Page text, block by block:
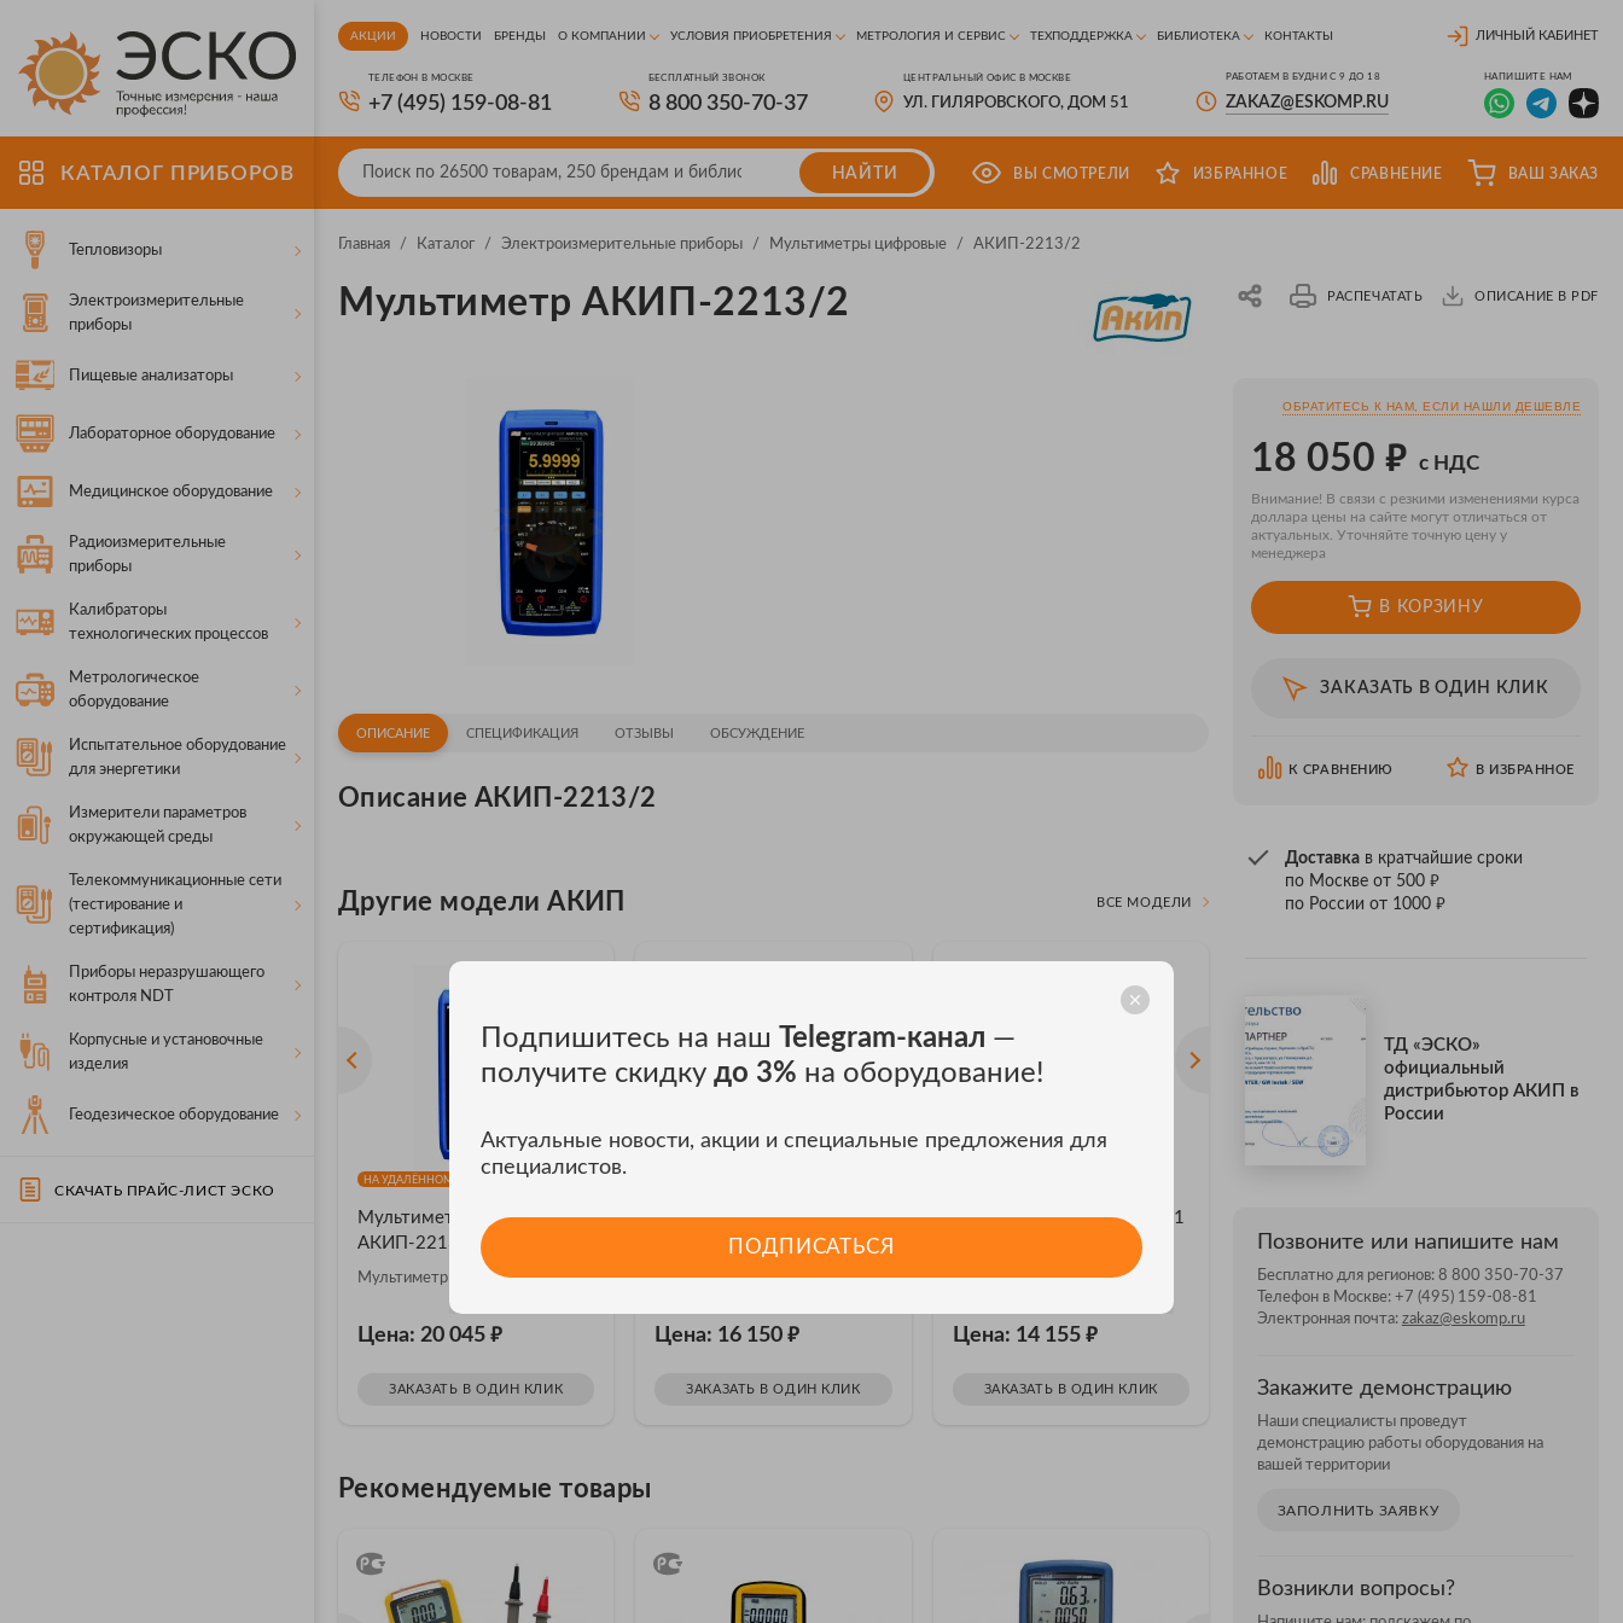
КАТАЛОГ ПРИБОРОВ
Тепловизоры
Электроизмерительные
приборы
Пищевые анализаторы
Лабораторное оборудование
Медицинское оборудование
Радиоизмерительные
приборы
Калибраторы
технологических процессов
Метрологическое
оборудование
Испытательное оборудование
для энергетики
Измерители параметров
окружающей среды
Телекоммуникационные сети
(тестирование и
сертификация)
Приборы неразрушающего
контроля NDT
Корпусные и установочные
изделия
Геодезическое оборудование
СКАЧАТЬ ПРАЙС-ЛИСТ ЭСКО
АКЦИИ НОВОСТИ БРЕНДЫ О КОМПАНИИ УСЛОВИЯ ПРИОБРЕТЕНИЯ МЕТРОЛОГИЯ И СЕРВИС ТЕХПОДДЕРЖКА БИБЛИОТЕКА КОНТАКТЫ ЛИЧНЫЙ КАБИНЕТ
ТЕЛЕФОН В МОСКВЕ
+7 (495) 159-08-81
БЕСПЛАТНЫЙ ЗВОНОК
8 800 350-70-37
ЦЕНТРАЛЬНЫЙ ОФИС В МОСКВЕ
УЛ. ГИЛЯРОВСКОГО, ДОМ 51
РАБОТАЕМ В БУДНИ С 9 ДО 18
ZAKAZ@ESKOMP.RU
НАПИШИТЕ НАМ
НАЙТИ ВЫ СМОТРЕЛИ ИЗБРАННОЕ СРАВНЕНИЕ ВАШ ЗАКАЗ
Главная / Каталог / Электроизмерительные приборы / Мультиметры цифровые / АКИП-2213/2
Мультиметр АКИП-2213/2 РАСПЕЧАТАТЬ ОПИСАНИЕ В PDF
ОПИСАНИЕ СПЕЦИФИКАЦИЯ ОТЗЫВЫ ОБСУЖДЕНИЕ
Описание АКИП-2213/2
Другие модели АКИП ВСЕ МОДЕЛИ
НА УДАЛЁННОМ СКЛАДЕ 4 ШТ.
Мультиметр
АКИП-2213/2А
Мультиметр АКИП-2213/2А
Цена: 20 045 ₽
ЗАКАЗАТЬ В ОДИН КЛИК
Мультиметр
АКИП-2213/1А
Мультиметр АКИП-2213/1А
Цена: 16 150₽
ЗАКАЗАТЬ В ОДИН КЛИК
Мультиметр АКИП-2213/1
Мультиметр АКИП-2213/1
Цена: 14 155 ₽
ЗАКАЗАТЬ В ОДИН КЛИК
мультиметр цифровой
АКИП-2211А — мультиметр
цифровой
ЗАКАЗАТЬ В ОДИН КЛИК
АКИП-
Рекомендуемые товары
ОБРАТИТЕСЬ К НАМ, ЕСЛИ НАШЛИ ДЕШЕВЛЕ
18 050 ₽ с НДС
Внимание! В связи с резкими изменениями курса
доллара цены на сайте могут отличаться от
актуальных. Уточняйте точную цену у
менеджера
В КОРЗИНУ
ЗАКАЗАТЬ В ОДИН КЛИК
К СРАВНЕНИЮ В ИЗБРАННОЕ
Доставкав кратчайшие сроки
по Москве от 500 ₽
по России от 1000 ₽
ТД «ЭСКО»
официальный
дистрибьютор АКИП в
России
Позвоните или напишите нам
Бесплатно для регионов: 8 800 350-70-37
Телефон в Москве: +7 (495) 159-08-81
Электронная почта: zakaz@eskomp.ru
Закажите демонстрацию
Наши специалисты проведут
демонстрацию работы оборудования на
вашей территории
ЗАПОЛНИТЬ ЗАЯВКУ
Возникли вопросы?
Подпишитесь на наш Telegram-канал —
получите скидку до 3% на оборудование!
Актуальные новости, акции и специальные предложения для
специалистов.
ПОДПИСАТЬСЯ